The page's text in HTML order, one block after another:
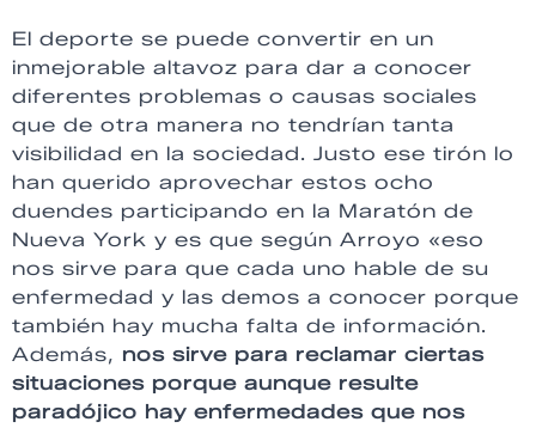
El deporte se puede convertir en un
inmejorable altavoz para dar a conocer
diferentes problemas o causas sociales
que de otra manera no tendrían tanta
visibilidad en la sociedad. Justo ese tirón lo
han querido aprovechar estos ocho
duendes participando en la Maratón de
Nueva York y es que según Arroyo «eso
nos sirve para que cada uno hable de su
enfermedad y las demos a conocer porque
también hay mucha falta de información.
Además, nos sirve para reclamar ciertas
situaciones porque aunque resulte
paradójico hay enfermedades que nos